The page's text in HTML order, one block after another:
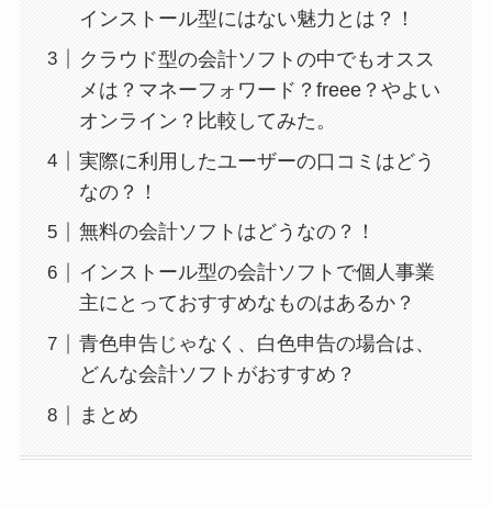
インストール型にはない魅力とは？！
クラウド型の会計ソフトの中でもオスス
メは？マネーフォワード？freee？やよい
オンライン？比較してみた。
実際に利用したユーザーの口コミはどう
なの？！
無料の会計ソフトはどうなの？！
インストール型の会計ソフトで個人事業
主にとっておすすめなものはあるか？
青色申告じゃなく、白色申告の場合は、
どんな会計ソフトがおすすめ？
まとめ